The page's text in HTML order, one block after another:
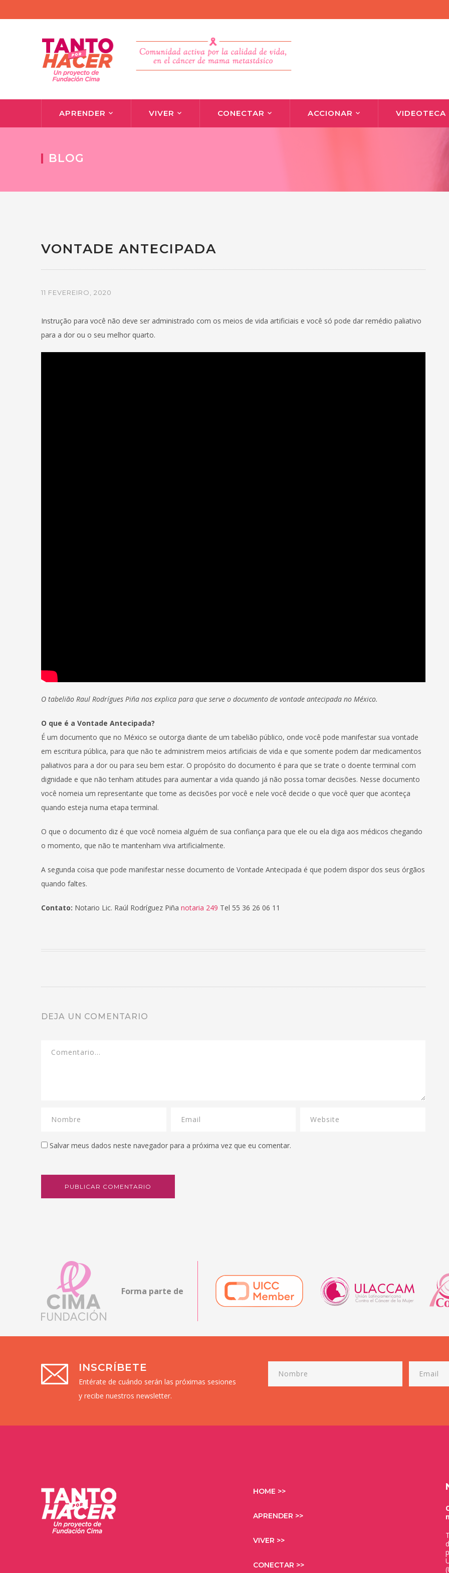
APRENDER VIVER CONECTAR ACCIONAR VIDEOTECA
BLOG
VONTADE ANTECIPADA
11 FEVEREIRO, 2020
Instrução para você não deve ser administrado com os meios de vida artificiais e você só pode dar remédio paliativo
para a dor ou o seu melhor quarto.
O tabelião Raul Rodrígues Piña nos explica para que serve o documento de vontade antecipada no México.
O que é a Vontade Antecipada?
É um documento que no México se outorga diante de um tabelião público, onde você pode manifestar sua vontade
em escritura pública, para que não te administrem meios artificiais de vida e que somente podem dar medicamentos
paliativos para a dor ou para seu bem estar. O propósito do documento é para que se trate o doente terminal com
dignidade e que não tenham atitudes para aumentar a vida quando já não possa tomar decisões. Nesse documento
você nomeia um representante que tome as decisões por você e nele você decide o que você quer que aconteça
quando esteja numa etapa terminal.
O que o documento diz é que você nomeia alguém de sua confiança para que ele ou ela diga aos médicos chegando
o momento, que não te mantenham viva artificialmente.
A segunda coisa que pode manifestar nesse documento de Vontade Antecipada é que podem dispor dos seus órgãos
quando faltes.
Contato: Notario Lic. Raúl Rodríguez Piña notaria 249 Tel 55 36 26 06 11
DEJA UN COMENTARIO
Salvar meus dados neste navegador para a próxima vez que eu comentar.
Forma parte de
INSCRÍBETE
Entérate de cuándo serán las próximas sesiones
y recibe nuestros newsletter.
HOME >>
APRENDER >>
VIVER >>
CONECTAR >>